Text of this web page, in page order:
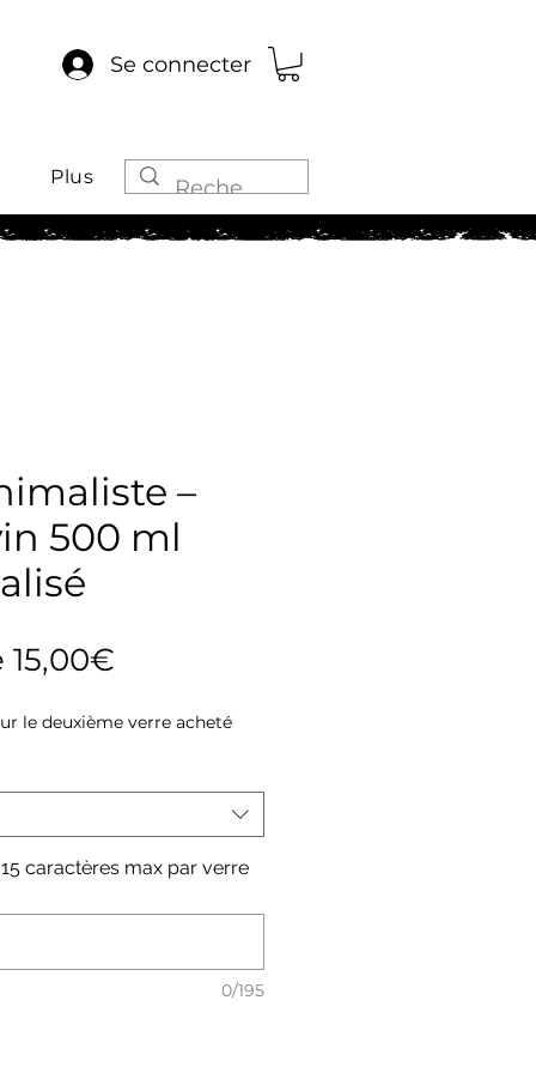
Se connecter
Plus
–
500 ml
15,00€
le deuxième verre acheté
caractères max par verre
0/195